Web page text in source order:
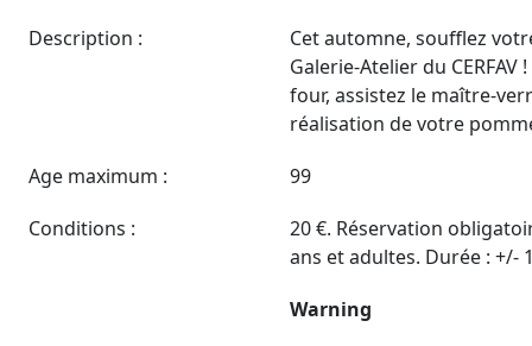
Description :
Cet automne, soufflez
Galerie-Atelier du
four, assistez le maître-
réalisation de votre
Age maximum :
99
Conditions :
20 €. Réservation
ans et adultes. Durée : +/-
Warning